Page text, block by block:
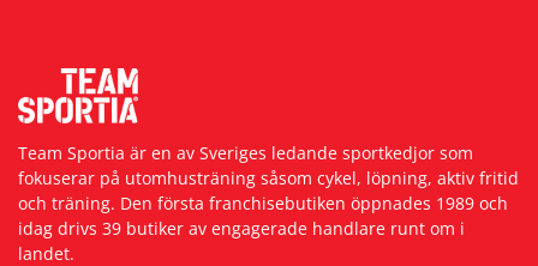
Team Sportia är en av Sveriges ledande sportkedjor som
fokuserar på utomhusträning såsom cykel, löpning, aktiv fritid
och träning. Den första franchisebutiken öppnades 1989 och
idag drivs 39 butiker av engagerade handlare runt om i
landet.